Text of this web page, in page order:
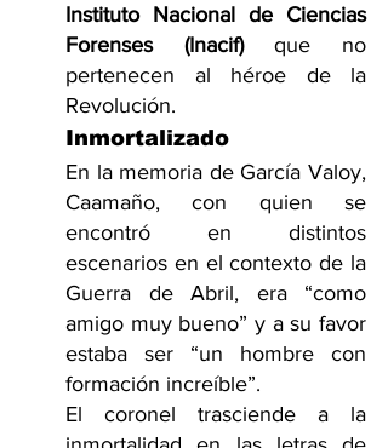
Instituto Nacional de Ciencias
Forenses (Inacif) que no
pertenecen al héroe de la
Revolución.
Inmortalizado
En la memoria de García Valoy,
Caamaño, con quien se
encontró en distintos
escenarios en el contexto de la
Guerra de Abril, era “como
amigo muy bueno” y a su favor
estaba ser “un hombre con
formación increíble”.
El coronel trasciende a la